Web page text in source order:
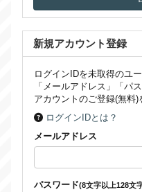
新規アカウント登録
ログインIDを未取得のユ
「メールアドレス」「パ
アカウントのご登録(無料)
ログインIDとは？
メールアドレス
パスワード(8文字以上128文